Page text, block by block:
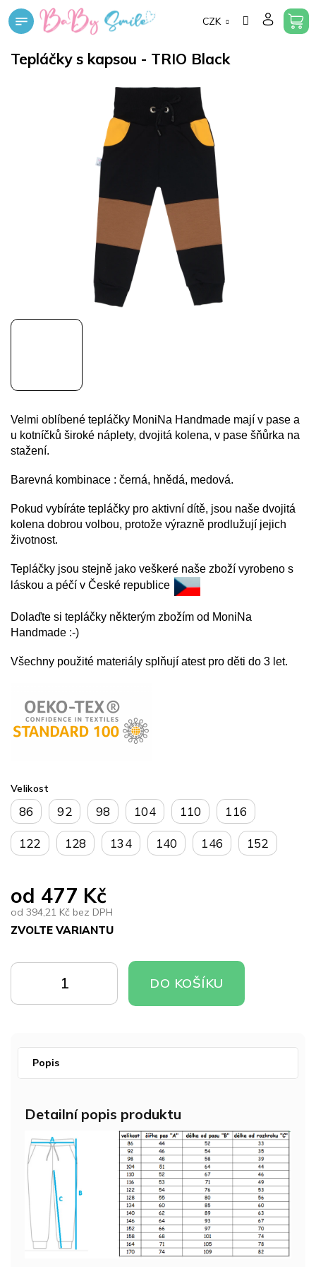
Přejít
na
CZK
Tepláčky s kapsou - TRIO Black
od 477 Kč
od 394,21 Kč bez DPH
ZVOLTE VARIANTU
cena:
Velikost
86 92 98 104 110 116
122 128 134 140 146 152
KOŠÍKU
KOŠÍKU
DO KOŠÍKU
Velmi oblíbené tepláčky MoniNa Handmade mají v pase a
u kotníčků široké náplety, dvojitá kolena, v pase šňůrka na
stažení.
Barevná kombinace : černá, hnědá, medová.
Pokud vybíráte tepláčky pro aktivní dítě, jsou naše dvojitá
kolena dobrou volbou, protože výrazně prodlužují jejich
životnost.
Tepláčky jsou stejně jako veškeré naše zboží vyrobeno s
láskou a péčí v České republice
Dolaďte si tepláčky některým zbožím od MoniNa
Handmade :-)
Všechny použité materiály splňují atest pro děti do 3 let.
Popis
Detailní popis produktu